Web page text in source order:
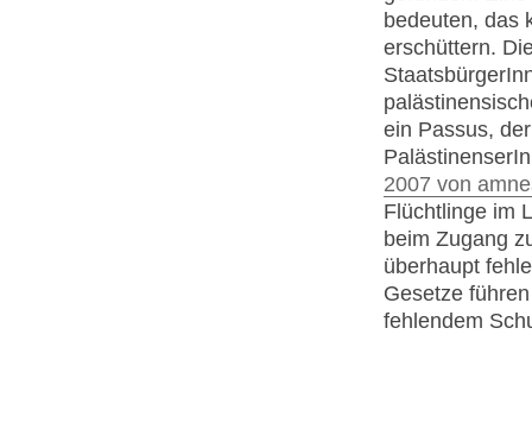
bedeuten, das
erschüttern.
ein Passus,
2007 von
Flüchtlinge im
beim Zugang
überhaupt
Gesetze
fehlendem